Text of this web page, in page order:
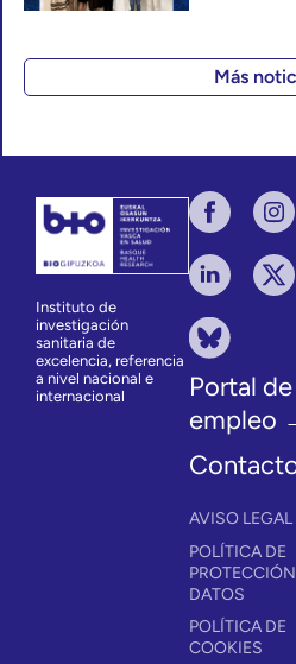
Más
Instituto de
investigación
sanitaria de
excelencia, referencia
a nivel nacional e
internacional
Portal de
empleo
AVISO LEGAL
POLÍTICA DE
DATOS
POLÍTICA DE
COOKIES